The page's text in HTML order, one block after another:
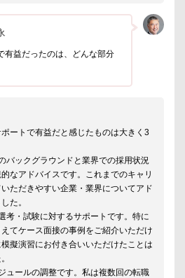
有益だったのは、どんな部分
ートで有益だと感じたものは大きく3
バックグラウンドと業界での採用状況
なアドバイスです。これまでのキャリ
ただきやすい企業・業界についてアド
た。
考・試験に対するサポートです。特に
てケース面接の事例をご紹介いただけ
擬演習にお付き合いいただけたことは
ュールの調整です。私は複数回の転職